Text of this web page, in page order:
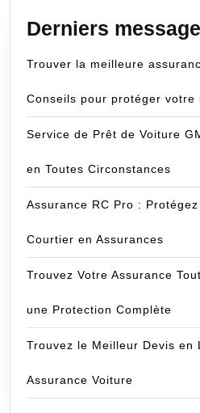
Derniers
Trouver la meilleure
Conseils pour protéger votre
Service de Prêt de Voiture
en Toutes Circonstances
Assurance RC Pro :
Courtier en Assurances
Trouvez Votre Assurance
une Protection Complète
Trouvez le Meilleur Devis en
Assurance Voiture